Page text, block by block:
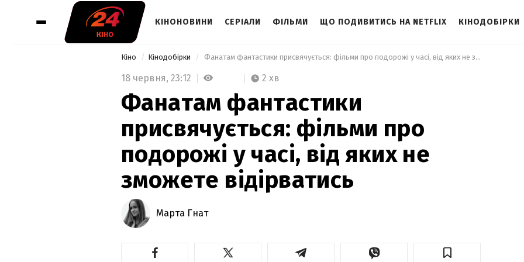
КІНОНОВИНИ СЕРІАЛИ ФІЛЬМИ ЩО ПОДИВИТИСЬ НА NETFLIX КІНОДОБІРКИ
Кіно Кінодобірки Фанатам фантастики присвячується: фільми про подорожі у часі, від яких не зможете відірватись
18 червня, 23:12 2 хв
Фанатам фантастики
присвячується: фільми про
подорожі у часі, від яких не
зможете відірватись
Марта Гнат